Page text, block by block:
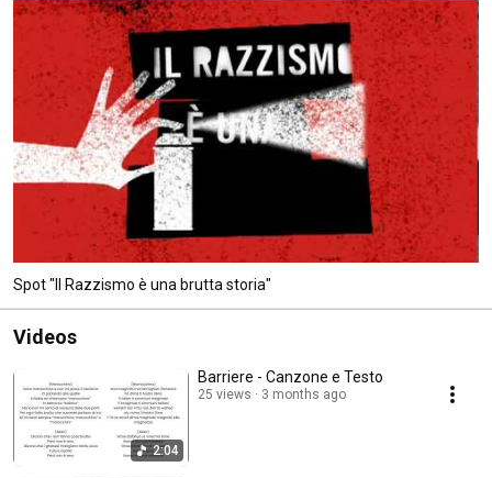
Spot "Il Razzismo è una brutta storia"
Videos
2:04
Barriere - Canzone e Testo
25 views 3 months ago